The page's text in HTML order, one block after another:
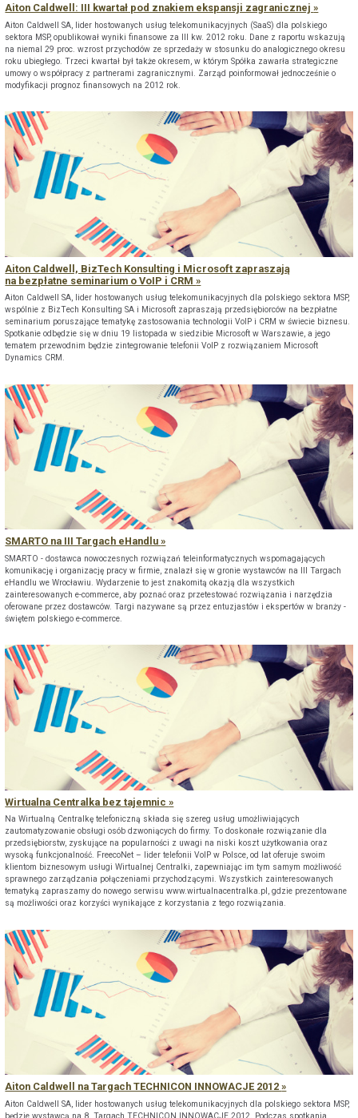
Aiton Caldwell: III kwartał pod znakiem ekspansji zagranicznej
Aiton Caldwell SA, lider hostowanych usług telekomunikacyjnych (SaaS) dla polskiego
sektora MSP, opublikował wyniki finansowe za III kw. 2012 roku. Dane z raportu wskazują
na niemal 29 proc. wzrost przychodów ze sprzedaży w stosunku do analogicznego okresu
roku ubiegłego. Trzeci kwartał był także okresem, w którym Spółka zawarła strategiczne
umowy o współpracy z partnerami zagranicznymi. Zarząd poinformował jednocześnie o
modyfikacji prognoz finansowych na 2012 rok.
Aiton Caldwell, BizTech Konsulting i Microsoft zapraszają
na bezpłatne seminarium o VoIP i CRM
Aiton Caldwell SA, lider hostowanych usług telekomunikacyjnych dla polskiego sektora MSP,
wspólnie z BizTech Konsulting SA i Microsoft zapraszają przedsiębiorców na bezpłatne
seminarium poruszające tematykę zastosowania technologii VoIP i CRM w świecie biznesu.
Spotkanie odbędzie się w dniu 19 listopada w siedzibie Microsoft w Warszawie, a jego
tematem przewodnim będzie zintegrowanie telefonii VoIP z rozwiązaniem Microsoft
Dynamics CRM.
SMARTO na III Targach eHandlu
SMARTO - dostawca nowoczesnych rozwiązań teleinformatycznych wspomagających
komunikację i organizację pracy w firmie, znalazł się w gronie wystawców na III Targach
eHandlu we Wrocławiu. Wydarzenie to jest znakomitą okazją dla wszystkich
zainteresowanych e-commerce, aby poznać oraz przetestować rozwiązania i narzędzia
oferowane przez dostawców. Targi nazywane są przez entuzjastów i ekspertów w branży -
świętem polskiego e-commerce.
Wirtualna Centralka bez tajemnic
Na Wirtualną Centralkę telefoniczną składa się szereg usług umożliwiających
zautomatyzowanie obsługi osób dzwoniących do firmy. To doskonałe rozwiązanie dla
przedsiębiorstw, zyskujące na popularności z uwagi na niski koszt użytkowania oraz
wysoką funkcjonalność. FreecoNet – lider telefonii VoIP w Polsce, od lat oferuje swoim
klientom biznesowym usługi Wirtualnej Centralki, zapewniając im tym samym możliwość
sprawnego zarządzania połączeniami przychodzącymi. Wszystkich zainteresowanych
tematyką zapraszamy do nowego serwisu www.wirtualnacentralka.pl, gdzie prezentowane
są możliwości oraz korzyści wynikające z korzystania z tego rozwiązania.
Aiton Caldwell na Targach TECHNICON INNOWACJE 2012
Aiton Caldwell SA, lider hostowanych usług telekomunikacyjnych dla polskiego sektora MSP,
będzie wystawcą na 8. Targach TECHNICON INNOWACJE 2012. Podczas spotkania